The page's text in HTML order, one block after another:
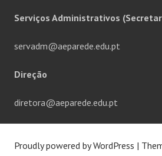
Serviços Administrativos
servadm@aeparede.edu.pt
Direção
diretora@aeparede.edu.pt
Proudly powered by WordPress |